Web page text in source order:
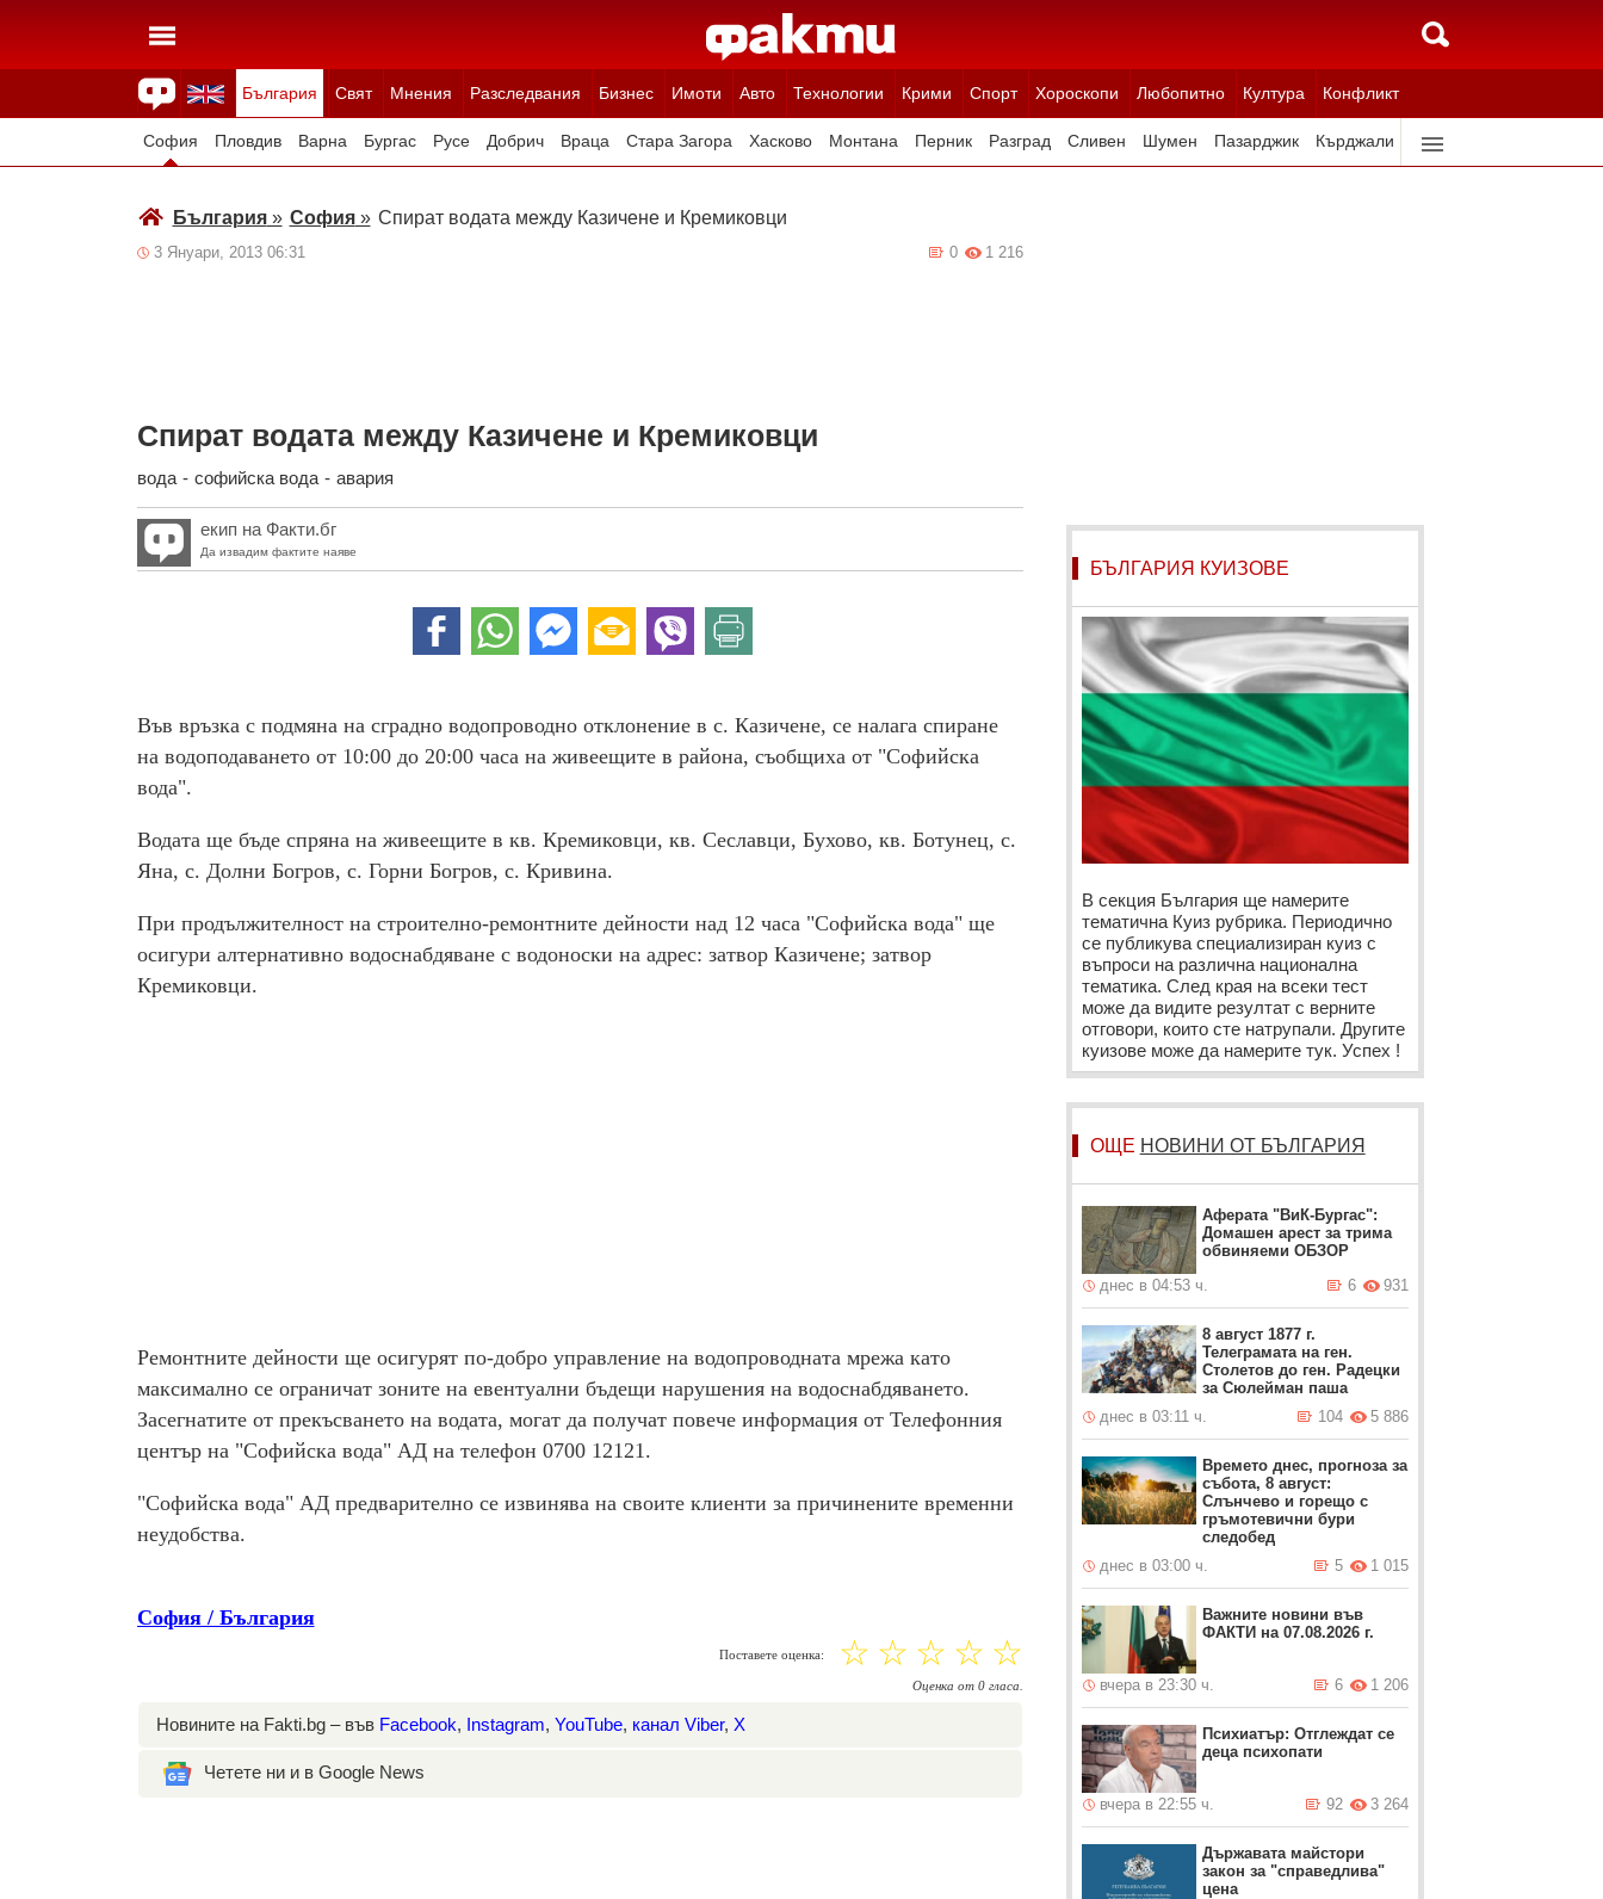
България Свят Мнения Разследвания Бизнес Имоти Авто Технологии Крими Спорт Хороскопи Любопитно Култура Конфликт
Здраве Времето Анкети Вицове Куизове
София Пловдив Варна Бургас Русе Добрич Враца Стара Загора Хасково Монтана Перник Разград Сливен Шумен Пазарджик Кърджали
България» София» Спират водата между Казичене и Кремиковци
3 Януари, 2013 06:31 1 216
0
Спират водата между Казичене и Кремиковци
вода - софийска вода - авария
екип на Факти.бг
Да извадим фактите наяве
Във връзка с подмяна на сградно водопроводно отклонение в с. Казичене, се налага спиране
на водоподаването от 10:00 до 20:00 часа на живеещите в района, съобщиха от "Софийска
вода".
Водата ще бъде спряна на живеещите в кв. Кремиковци, кв. Сеславци, Бухово, кв. Ботунец, с.
Яна, с. Долни Богров, с. Горни Богров, с. Кривина.
При продължителност на строително-ремонтните дейности над 12 часа "Софийска вода" ще
осигури алтернативно водоснабдяване с водоноски на адрес: затвор Казичене; затвор
Кремиковци.
Ремонтните дейности ще осигурят по-добро управление на водопроводната мрежа като
максимално се ограничат зоните на евентуални бъдещи нарушения на водоснабдяването.
Засегнатите от прекъсването на водата, могат да получат повече информация от Телефонния
център на "Софийска вода" АД на телефон 0700 12121.
"Софийска вода" АД предварително се извинява на своите клиенти за причинените временни
неудобства.
София / България
Поставете оценка: ☆
☆
☆
☆
☆
Оценка от 0гласа.
Новините на Fakti.bg – във Facebook, Instagram, YouTube, канал Viber, X
Четете ни и в Google News
БЪЛГАРИЯ КУИЗОВЕ
В секция България ще намерите
тематична Куиз рубрика. Периодично
се публикува специализиран куиз с
въпроси на различна национална
тематика. След края на всеки тест
може да видите резултат с верните
отговори, които сте натрупали. Другите
куизове може да намерите тук. Успех !
ОЩЕ НОВИНИ ОТ БЪЛГАРИЯ
Аферата "ВиК-Бургас":
Домашен арест за трима
обвиняеми ОБЗОР
днес в 04:53 ч.
931
6
8 август 1877 г.
Телеграмата на ген.
Столетов до ген. Радецки
за Сюлейман паша
днес в 03:11 ч.
5 886
104
Времето днес, прогноза за
събота, 8 август:
Слънчево и горещо с
гръмотевични бури
следобед
днес в 03:00 ч.
1 015
5
Важните новини във
ФАКТИ на 07.08.2026 г.
вчера в 23:30 ч. 1 206
6
Психиатър: Отглеждат се
деца психопати
вчера в 22:55 ч. 3 264
92
Държавата майстори
закон за "справедлива"
цена